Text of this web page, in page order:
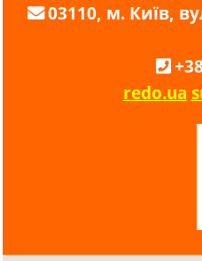
03110, м. Київ,
redo.ua